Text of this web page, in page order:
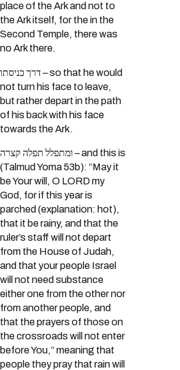
place of the Ark and not to
the Ark itself, for the in the
Second Temple, there was
no Ark there.
דרך כניסתו – so that he would
not turn his face to leave,
but rather depart in the path
of his back with his face
towards the Ark.
ומתפלל תפלה קצרה – and this is
(Talmud Yoma 53b): “May it
be Your will, O LORD my
God, for if this year is
parched (explanation: hot),
that it be rainy, and that the
ruler’s staff will not depart
from the House of Judah,
and that your people Israel
will not need substance
either one from the other nor
from another people, and
that the prayers of those on
the crossroads will not enter
before You,” meaning that
people they pray that rain will